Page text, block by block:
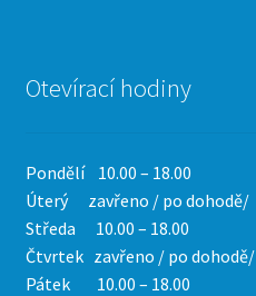
Otevírací hodiny
Pondělí 10.00 – 18.00
Úterý zavřeno / po dohodě/
Středa 10.00 – 18.00
Čtvrtek zavřeno / po dohodě/
Pátek 10.00 – 18.00